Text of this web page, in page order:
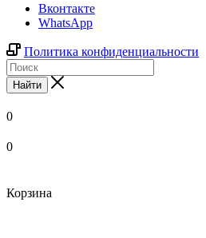
Вконтакте
WhatsApp
Политика конфиденциальности
Найти
0
0
Корзина